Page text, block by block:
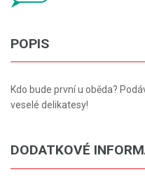
POPIS
Kdo bude první u oběda?
veselé delikatesy!
DODATKOVÉ